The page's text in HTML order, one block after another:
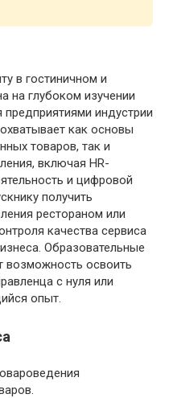
в гостиничном и
на глубоком изучении
индустрии
как основы
товаров, так и
включая HR-
и цифровой
получить
рестораном или
качества сервиса
Образовательные
возможность освоить
с нуля или
опыт.